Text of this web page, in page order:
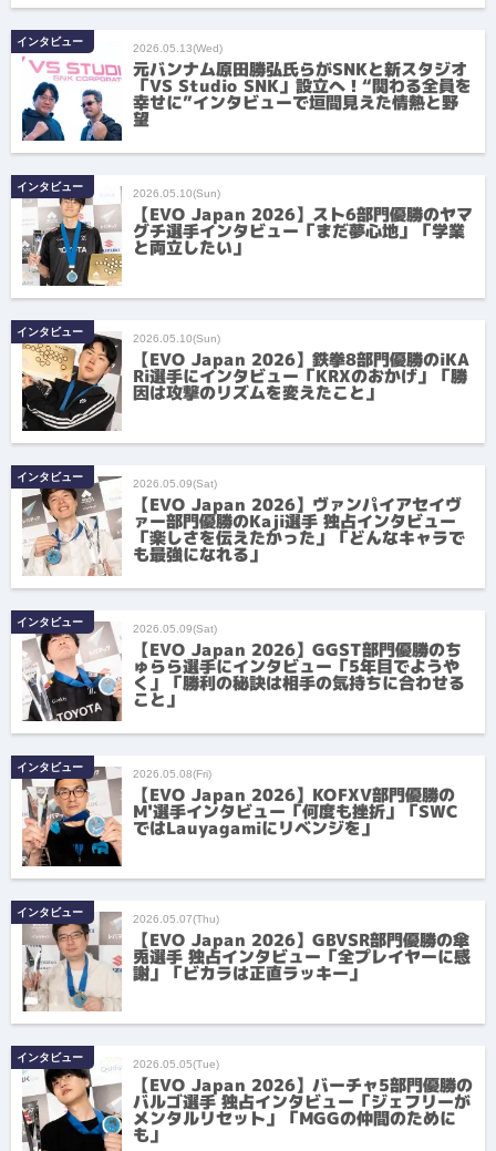
インタビュー 2026.05.13(Wed)
元バンナム原田勝弘氏らがSNKと新スタジオ
「VS Studio SNK」設立へ！“関わる全員を
幸せに”インタビューで垣間見えた情熱と野
望
インタビュー 2026.05.10(Sun)
【EVO Japan 2026】スト6部門優勝のヤマ
グチ選手インタビュー「まだ夢心地」「学業
と両立したい」
インタビュー 2026.05.10(Sun)
【EVO Japan 2026】鉄拳8部門優勝のiKA
Ri選手にインタビュー「KRXのおかげ」「勝
因は攻撃のリズムを変えたこと」
インタビュー 2026.05.09(Sat)
【EVO Japan 2026】ヴァンパイアセイヴ
ァー部門優勝のKaji選手 独占インタビュー
「楽しさを伝えたかった」「どんなキャラで
も最強になれる」
インタビュー 2026.05.09(Sat)
【EVO Japan 2026】GGST部門優勝のち
ゅらら選手にインタビュー「5年目でようや
く」「勝利の秘訣は相手の気持ちに合わせる
こと」
インタビュー 2026.05.08(Fri)
【EVO Japan 2026】KOFXV部門優勝の
M'選手インタビュー「何度も挫折」「SWC
ではLauyagamiにリベンジを」
インタビュー 2026.05.07(Thu)
【EVO Japan 2026】GBVSR部門優勝の傘
兎選手 独占インタビュー「全プレイヤーに感
謝」「ビカラは正直ラッキー」
インタビュー 2026.05.05(Tue)
【EVO Japan 2026】バーチャ5部門優勝の
バルゴ選手 独占インタビュー「ジェフリーが
メンタルリセット」「MGGの仲間のために
も」